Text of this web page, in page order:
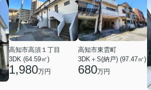
高知市高須１丁目
3DK (64.59㎡)
1,980万円
高知市東雲町
3DK＋S(納戸) (97.47㎡)
680万円